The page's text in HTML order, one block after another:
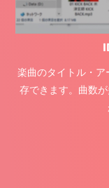
楽曲のタイトル・ア
存できます。曲数